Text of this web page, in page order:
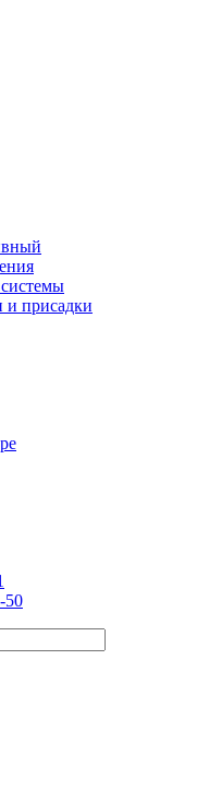
присадки
50